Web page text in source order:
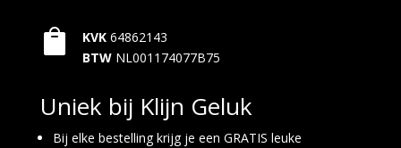
 KVK 64862143
BTW NL001174077B75
Uniek bij Klijn Geluk
Bij elke bestelling krijg je een GRATIS leuke